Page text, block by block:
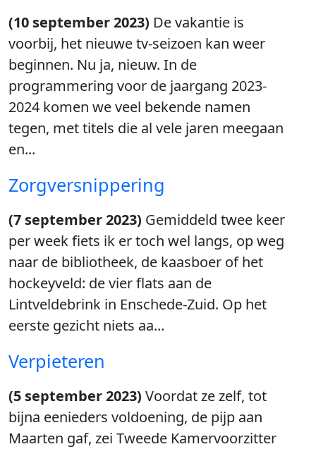
(10 september 2023) De vakantie is
voorbij, het nieuwe tv-seizoen kan weer
beginnen. Nu ja, nieuw. In de
programmering voor de jaargang 2023-
2024 komen we veel bekende namen
tegen, met titels die al vele jaren meegaan
en...
Zorgversnippering
(7 september 2023) Gemiddeld twee keer
per week fiets ik er toch wel langs, op weg
naar de bibliotheek, de kaasboer of het
hockeyveld: de vier flats aan de
Lintveldebrink in Enschede-Zuid. Op het
eerste gezicht niets aa...
Verpieteren
(5 september 2023) Voordat ze zelf, tot
bijna eenieders voldoening, de pijp aan
Maarten gaf, zei Tweede Kamervoorzitter